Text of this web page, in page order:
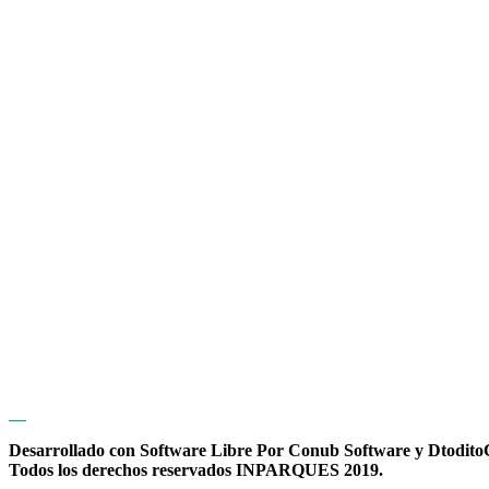
Desarrollado con Software Libre Por Conub Software y
Todos los derechos reservados INPARQUES 2019.